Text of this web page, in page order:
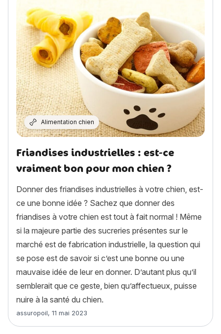
Alimentation chien
Friandises industrielles : est-ce
vraiment bon pour mon chien ?
Donner des friandises industrielles à votre chien, est-
ce une bonne idée ? Sachez que donner des
friandises à votre chien est tout à fait normal ! Même
si la majeure partie des sucreries présentes sur le
marché est de fabrication industrielle, la question qui
se pose est de savoir si c’est une bonne ou une
mauvaise idée de leur en donner. D’autant plus qu’il
semblerait que ce geste, bien qu’affectueux, puisse
nuire à la santé du chien.
Article rédigé par
assuropoil, 11 mai 2023